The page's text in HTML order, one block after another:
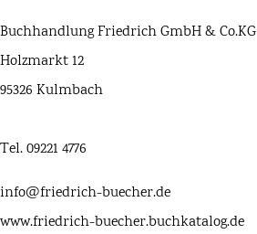
Buchhandlung Friedrich GmbH & Co.KG
Holzmarkt 12
95326 Kulmbach
Tel. 09221 4776
info@friedrich-buecher.de
www.friedrich-buecher.buchkatalog.de